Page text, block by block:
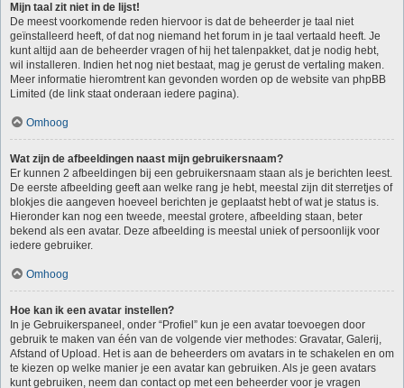
Mijn taal zit niet in de lijst!
De meest voorkomende reden hiervoor is dat de beheerder je taal niet
geïnstalleerd heeft, of dat nog niemand het forum in je taal vertaald heeft. Je
kunt altijd aan de beheerder vragen of hij het talenpakket, dat je nodig hebt,
wil installeren. Indien het nog niet bestaat, mag je gerust de vertaling maken.
Meer informatie hieromtrent kan gevonden worden op de website van phpBB
Limited (de link staat onderaan iedere pagina).
Omhoog
Wat zijn de afbeeldingen naast mijn gebruikersnaam?
Er kunnen 2 afbeeldingen bij een gebruikersnaam staan als je berichten leest.
De eerste afbeelding geeft aan welke rang je hebt, meestal zijn dit sterretjes of
blokjes die aangeven hoeveel berichten je geplaatst hebt of wat je status is.
Hieronder kan nog een tweede, meestal grotere, afbeelding staan, beter
bekend als een avatar. Deze afbeelding is meestal uniek of persoonlijk voor
iedere gebruiker.
Omhoog
Hoe kan ik een avatar instellen?
In je Gebruikerspaneel, onder “Profiel” kun je een avatar toevoegen door
gebruik te maken van één van de volgende vier methodes: Gravatar, Galerij,
Afstand of Upload. Het is aan de beheerders om avatars in te schakelen en om
te kiezen op welke manier je een avatar kan gebruiken. Als je geen avatars
kunt gebruiken, neem dan contact op met een beheerder voor je vragen